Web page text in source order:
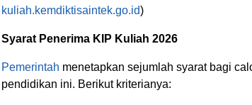
kuliah.kemdiktisaintek.go.id)
Syarat Penerima KIP Kuliah 2026
Pemerintah menetapkan sejumlah syarat bagi
pendidikan ini. Berikut kriterianya: